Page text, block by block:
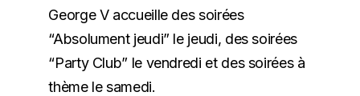
George V accueille des soirées
“Absolument jeudi” le jeudi, des soirées
“Party Club” le vendredi et des soirées à
thème le samedi.